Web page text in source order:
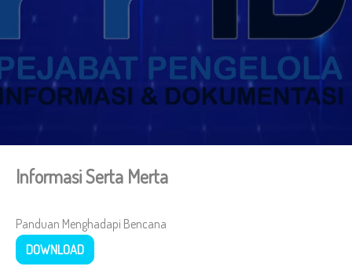
Informasi Serta Merta
Panduan Menghadapi Bencana
DOWNLOAD